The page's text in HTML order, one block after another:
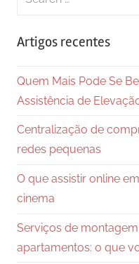
Artigos recentes
Quem Mais Pode Se
Assistência de
Centralização de
redes pequenas
O que assistir online
cinema
Serviços de
apartamentos: o que